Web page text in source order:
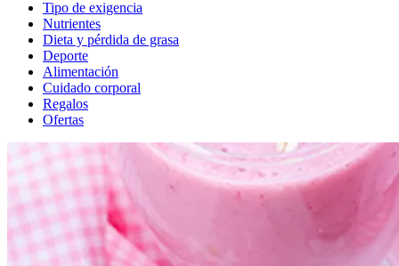
Tipo de exigencia
Nutrientes
Dieta y pérdida de grasa
Deporte
Alimentación
Cuidado corporal
Regalos
Ofertas